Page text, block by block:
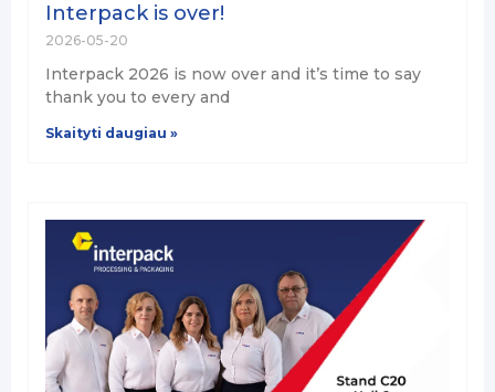
Interpack is over!
2026-05-20
Interpack 2026 is now over and it’s time to say
thank you to every and
Skaityti daugiau »